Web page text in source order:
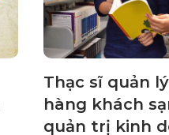
Thạc sĩ quản
hàng khách
quản trị kinh